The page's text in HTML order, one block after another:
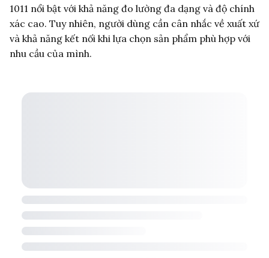
1011 nổi bật với khả năng đo lường đa dạng và độ chính
xác cao. Tuy nhiên, người dùng cần cân nhắc về xuất xứ
và khả năng kết nối khi lựa chọn sản phẩm phù hợp với
nhu cầu của mình.